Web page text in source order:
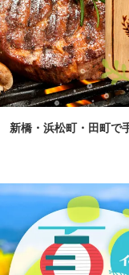
新橋・浜松町・田町で